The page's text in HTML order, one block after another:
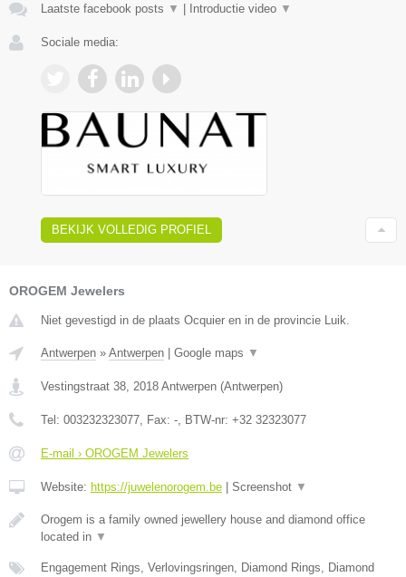
Laatste facebook posts ▼ Introductie video ▼
Sociale media:
BEKIJK VOLLEDIG PROFIEL
OROGEM Jewelers
Niet gevestigd in de plaats Ocquier en in de provincie Luik.
Antwerpen » Antwerpen Google maps ▼
Vestingstraat 38, 2018 Antwerpen (Antwerpen)
Tel: 003232323077, Fax: -, BTW-nr: +32 32323077
E-mail › OROGEM Jewelers
Website: https://juwelenorogem.be Screenshot ▼
Orogem is a family owned jewellery house and diamond office
located in ▼
Engagement Rings, Verlovingsringen, Diamond Rings, Diamond